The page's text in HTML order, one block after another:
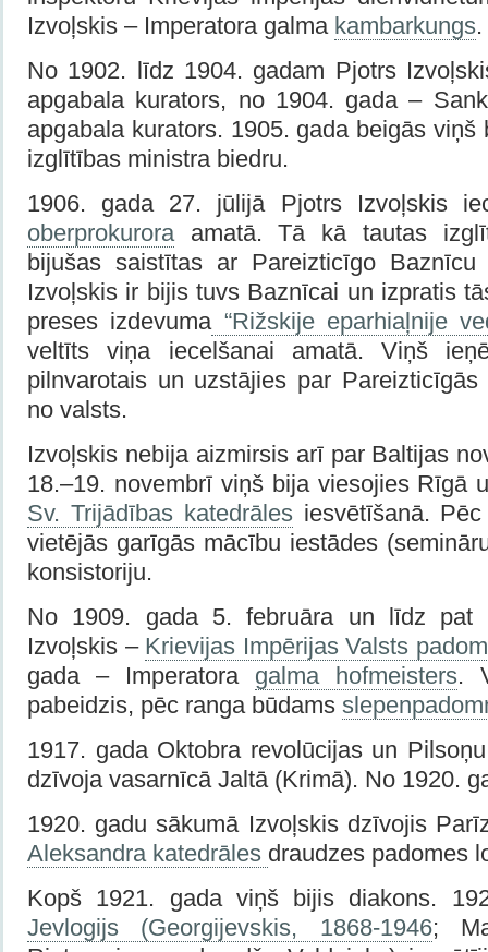
Izvoļskis – Imperatora galma kambarkungs
No 1902. līdz 1904. gadam Pjotrs
apgabala kurators, no 1904. gada –
apgabala kurators. 1905. gada beigās viņš
izglītības ministra biedru.
1906. gada 27. jūlijā Pjotrs Izvoļskis
oberprokurora amatā. Tā kā tautas
bijušas saistītas ar Pareizticīgo
Izvoļskis ir bijis tuvs Baznīcai un izpratis
preses izdevuma “Rižskije eparhiaļnije
veltīts viņa iecelšanai amatā. Viņš
pilnvarotais un uzstājies par
no valsts.
Izvoļskis nebija aizmirsis arī par Baltijas
18.–19. novembrī viņš bija viesojies Rīgā
Sv. Trijādības katedrālesiesvētīšanā. Pēc
vietējās garīgās mācību iestādes
konsistoriju.
No 1909. gada 5. februāra un līdz pat
Izvoļskis – Krievijas Impērijas Valsts
gada – Imperatora galma hofmeisters.
pabeidzis, pēc ranga būdams
1917. gada Oktobra revolūcijas un
dzīvoja vasarnīcā Jaltā (Krimā). No 1920.
1920. gadu sākumā Izvoļskis dzīvojis
Aleksandra katedrāles draudzes padomes
Kopš 1921. gada viņš bijis diakons.
Jevlogijs (Georgijevskis, 1868-1946;